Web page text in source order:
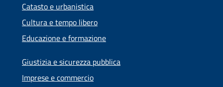
Catasto e urbanistica
Cultura e tempo libero
Educazione e formazione
Giustizia e sicurezza pubblica
Imprese e commercio